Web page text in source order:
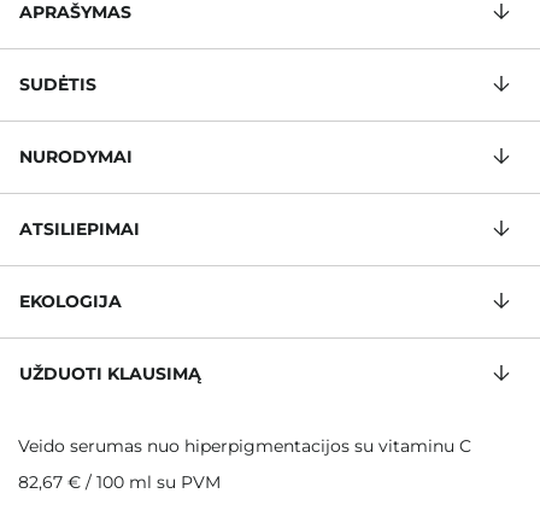
APRAŠYMAS
SUDĖTIS
NURODYMAI
ATSILIEPIMAI
EKOLOGIJA
UŽDUOTI KLAUSIMĄ
Veido serumas nuo hiperpigmentacijos su vitaminu C
82,67 € / 100 ml su PVM